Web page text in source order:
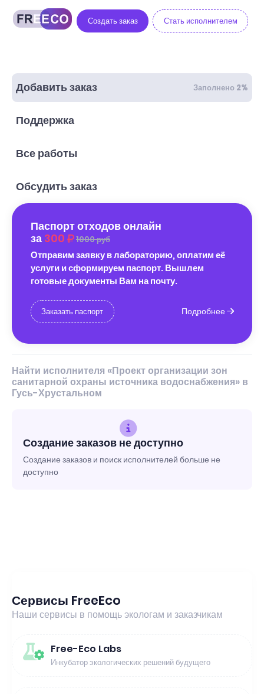
Создать заказ Стать исполнителем
Добавить заказ Заполнено 2%
Поддержка
Все работы
Обсудить заказ
Паспорт отходов онлайн
за 300 1000 руб
Отправим заявку в лабораторию, оплатим её
услуги и сформируем паспорт. Вышлем
готовые документы Вам на почту.
Заказать паспорт Подробнее
Найти исполнителя «Проект организации зон
санитарной охраны источника водоснабжения» в
Гусь-Хрустальном
Создание заказов не доступно
Создание заказов и поиск исполнителей больше не
доступно
Сервисы FreeEco
Наши сервисы в помощь экологам и заказчикам
Free-Eco Labs
Инкубатор экологических решений будущего